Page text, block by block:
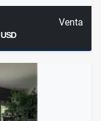
Venta
USD